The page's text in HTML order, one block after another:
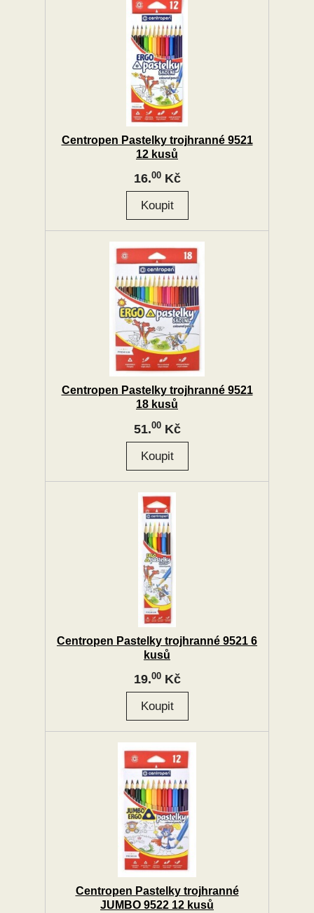
Centropen Pastelky trojhranné 9521
12 kusů
16.00Kč
Centropen Pastelky trojhranné 9521
18 kusů
51.00Kč
Centropen Pastelky trojhranné 9521 6
kusů
19.00Kč
Centropen Pastelky trojhranné
JUMBO 9522 12 kusů